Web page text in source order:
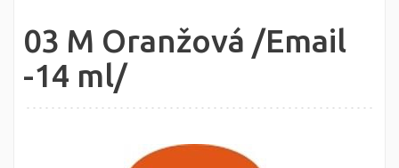
03 M Oranžová /Email
-14 ml/